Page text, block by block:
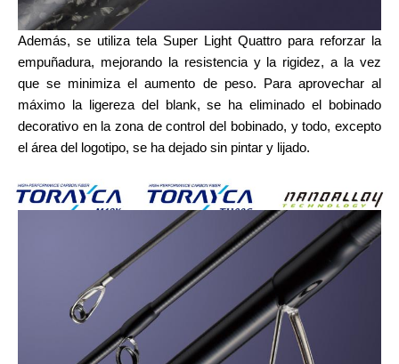
Además, se utiliza tela Super Light Quattro para reforzar la
empuñadura, mejorando la resistencia y la rigidez, a la vez
que se minimiza el aumento de peso. Para aprovechar al
máximo la ligereza del blank, se ha eliminado el bobinado
decorativo en la zona de control del bobinado, y todo, excepto
el área del logotipo, se ha dejado sin pintar y lijado.